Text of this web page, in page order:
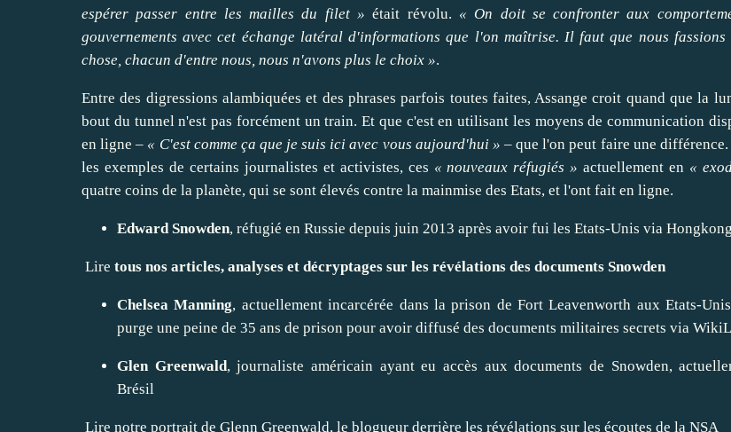
espérer passer entre les mailles du filet » était révolu. « On doit seconfronter aux
gouvernements avec cet échange latéral d'informations que l'on maîtrise. Il faut que nous fassions
chose, chacun d'entre nous, nous n'avons plus le choix ».
Entre des digressions alambiquées et des phrases parfois toutes faites, Assange croit quand que la
bout du tunnel n'est pas forcément un train. Et que c'est en utilisant les moyens de communication
en ligne – « C'est comme ça que je suis ici avec vous aujourd'hui » – que l'on peut faire une
les exemples de certains journalistes et activistes, ces « nouveaux réfugiés » actuellement en «
quatre coins de la planète, qui se sont élevés contre la mainmise des Etats, et l'ont fait en ligne.
Edward Snowden, réfugié en Russie depuis juin 2013 après avoir fui les Etats-Unis via
Lire tous nos articles, analyses et décryptages sur les révélations des documents Snowden
Chelsea Manning, actuellement incarcérée dans la prison de Fort Leavenworth aux Etats-Unis
purge une peine de 35 ans de prison pour avoir diffusé des documents militaires secrets via
Glen Greenwald, journaliste américain ayant eu accès aux documents de Snowden,
Brésil
Lire notre portrait de Glenn Greenwald, le blogueur derrière les révélations sur les écoutes de la NSA